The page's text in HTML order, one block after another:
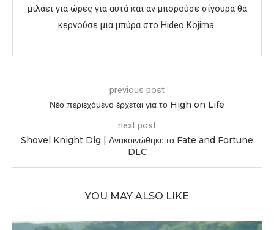
μιλάει για ώρες για αυτά και αν μπορούσε σίγουρα θα
κερνούσε μια μπύρα στο Hideo Kojima.
previous post
Νέο περιεχόμενο έρχεται για το High on Life
next post
Shovel Knight Dig | Ανακοινώθηκε το Fate and Fortune
DLC
YOU MAY ALSO LIKE